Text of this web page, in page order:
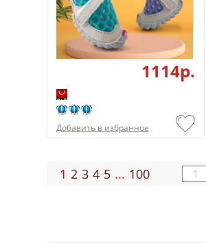
1114p.
Добавить в избранное
1 2 3 4 5 ... 100